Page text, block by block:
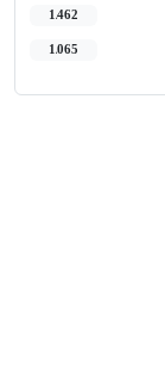
1,462
1,065